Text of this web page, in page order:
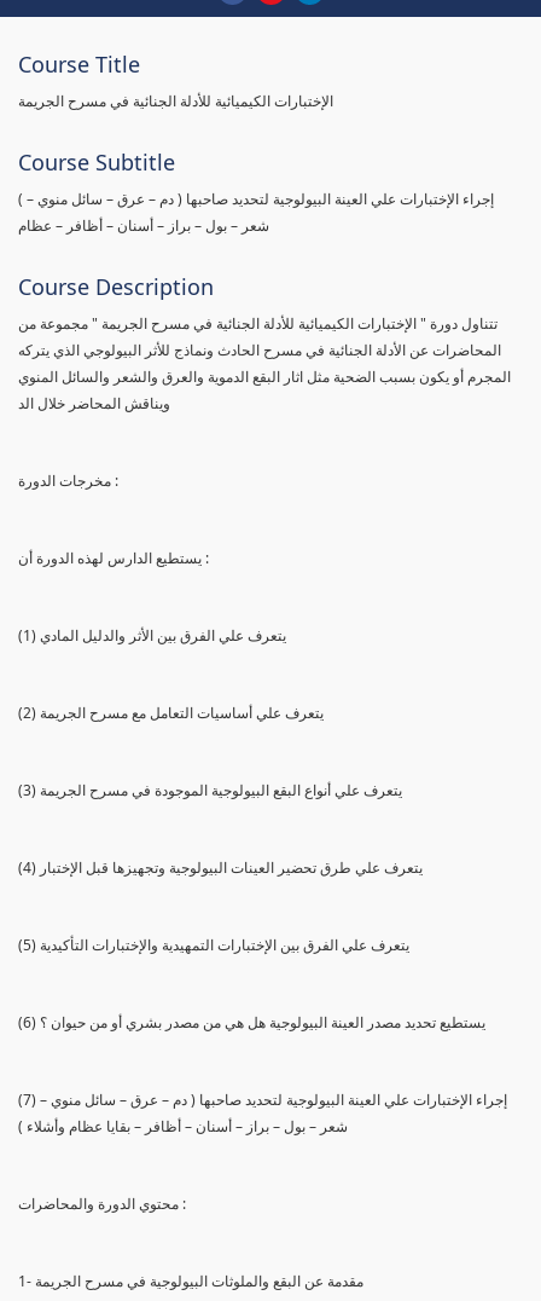
Course Title
الإختبارات الكيميائية للأدلة الجنائية في مسرح الجريمة
Course Subtitle
( إجراء الإختبارات علي العينة البيولوجية لتحديد صاحبها ( دم – عرق – سائل منوي –
شعر – بول – براز – أسنان – أظافر – عظام
Course Description
تتناول دورة " الإختبارات الكيميائية للأدلة الجنائية في مسرح الجريمة " مجموعة من
المحاضرات عن الأدلة الجنائية في مسرح الحادث ونماذج للأثر البيولوجي الذي يتركه
المجرم أو يكون بسبب الضحية مثل اثار البقع الدموية والعرق والشعر والسائل المنوي
ويناقش المحاضر خلال الد
مخرجات الدورة :
يستطيع الدارس لهذه الدورة أن :
(1) يتعرف علي الفرق بين الأثر والدليل المادي
(2) يتعرف علي أساسيات التعامل مع مسرح الجريمة
(3) يتعرف علي أنواع البقع البيولوجية الموجودة في مسرح الجريمة
(4) يتعرف علي طرق تحضير العينات البيولوجية وتجهيزها قبل الإختبار
(5) يتعرف علي الفرق بين الإختبارات التمهيدية والإختبارات التأكيدية
(6) يستطيع تحديد مصدر العينة البيولوجية هل هي من مصدر بشري أو من حيوان ؟
(7) إجراء الإختبارات علي العينة البيولوجية لتحديد صاحبها ( دم – عرق – سائل منوي –
شعر – بول – براز – أسنان – أظافر – بقايا عظام وأشلاء )
محتوي الدورة والمحاضرات :
1- مقدمة عن البقع والملوثات البيولوجية في مسرح الجريمة